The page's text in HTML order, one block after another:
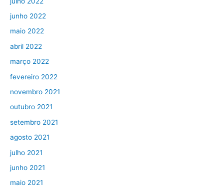
junho 2022
maio 2022
abril 2022
março 2022
fevereiro 2022
novembro 2021
outubro 2021
setembro 2021
agosto 2021
julho 2021
junho 2021
maio 2021